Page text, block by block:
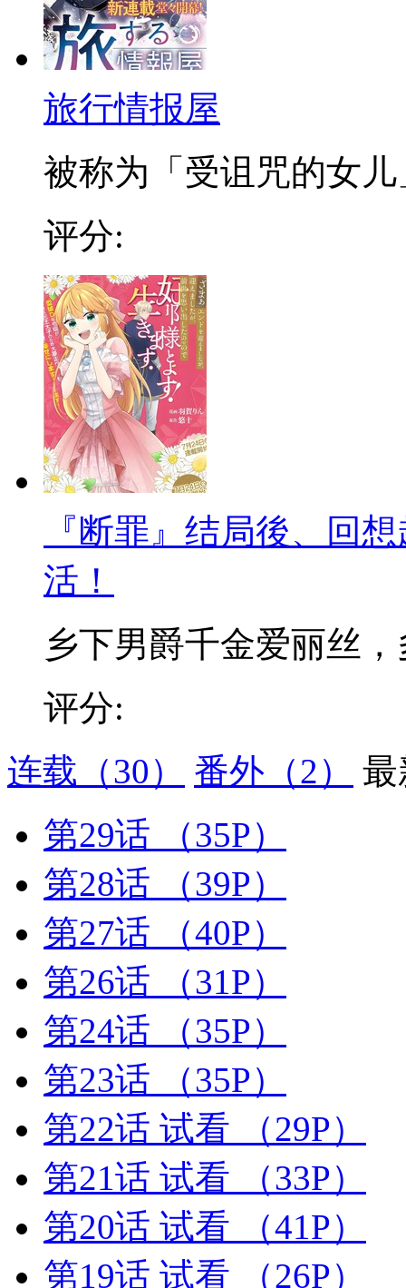
旅行情报屋
被称为「受诅咒的女儿
评分:
『断罪』结局後、回
活！
乡下男爵千金爱丽丝，
评分:
连载 （30） 番外 （2）
最
第29话
（35P）
第28话
（39P）
第27话
（40P）
第26话
（31P）
第24话
（35P）
第23话
（35P）
第22话 试看
（29P）
第21话 试看
（33P）
第20话 试看
（41P）
第19话 试看
（26P）